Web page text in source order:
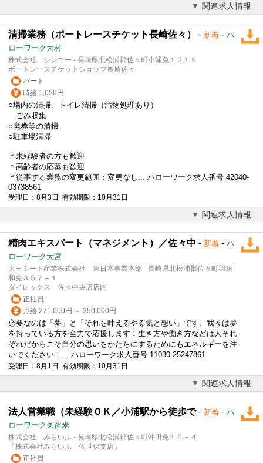
関連求人情報
清掃業務（ボートレースチケット長崎佐々） - 新着 - ハ
ローワーク大村
株式会社 シンコー - 長崎県北松浦郡佐々町小浦免１２１９
ボートレースチケットショップ長崎佐々
パート
時給 1,050円
○場内の清掃、トイレ清掃（汚物処理あり）
ごみ収集
○廃券等の清掃
○駐車場清掃
＊未経験者の方も歓迎
＊高齢者の応募も歓迎
＊従事する業務の変更範囲：変更なし... ハローワーク求人番号 42040-
03738561
受理日：8月3日 有効期限：10月31日
関連求人情報
精肉エキスパート（マネジメント）／佐々中 - 新着 - ハ
ローワーク大宮
大三ミート産業株式会社 東日本事業本部 - 長崎県北松浦郡佐々町羽須
和免３５７－１
ダイレックス 佐々中央店店内
正社員
月給 271,000円 ～ 350,000円
必要なのは「夢」と「それを叶えるやる気と想い」です。我々は夢
を持っている方を全力で応援します！生き方や働き方などは人それ
ぞれだからこそ自分の思いをかたちにするためにもエネルギーを注
いでください！... ハローワーク求人番号 11030-25247861
受理日：8月1日 有効期限：10月31日
関連求人情報
法人営業職（未経験ＯＫ／小浦駅から徒歩で- 新着 - ハ
ローワーク久留米
株式会社 みらいふ - 長崎県北松浦郡佐々町沖田免１６－４
「株式会社みらいふ 佐世保支店」
正社員